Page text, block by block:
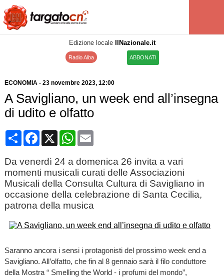
Edizione locale IlNazionale.it
Radio Alba ABBONATI
ECONOMIA- 23 novembre 2023, 12:00
A Savigliano, un week end all’insegna
di udito e olfatto
CondividiFacebook
X WhatsApp
Email
Da venerdì 24 a domenica 26 invita a vari
momenti musicali curati delle Associazioni
Musicali della Consulta Cultura di Savigliano in
occasione della celebrazione di Santa Cecilia,
patrona della musica
Saranno ancora i sensi i protagonisti del prossimo week end a
Savigliano. All’olfatto, che fin al 8 gennaio sarà il filo conduttore
della Mostra “ Smelling the World - i profumi del mondo”,